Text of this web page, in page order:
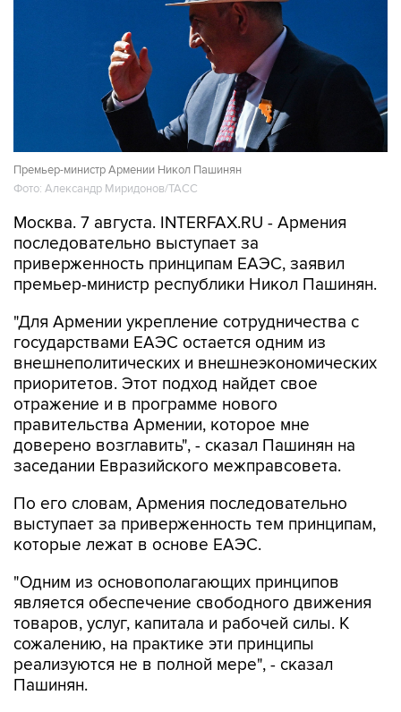
Премьер-министр Армении Никол Пашинян
Фото: Александр Миридонов/ТАСС
Москва. 7 августа. INTERFAX.RU - Армения
последовательно выступает за
приверженность принципам ЕАЭС, заявил
премьер-министр республики Никол Пашинян.
"Для Армении укрепление сотрудничества с
государствами ЕАЭС остается одним из
внешнеполитических и внешнеэкономических
приоритетов. Этот подход найдет свое
отражение и в программе нового
правительства Армении, которое мне
доверено возглавить", - сказал Пашинян на
заседании Евразийского межправсовета.
По его словам, Армения последовательно
выступает за приверженность тем принципам,
которые лежат в основе ЕАЭС.
"Одним из основополагающих принципов
является обеспечение свободного движения
товаров, услуг, капитала и рабочей силы. К
сожалению, на практике эти принципы
реализуются не в полной мере", - сказал
Пашинян.